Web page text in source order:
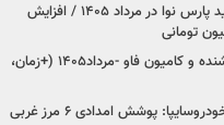
اعلام قیمت جدید پارس نوا در مرداد ۱۴۰۵ / افزایش
شروع فروش کشنده و کامیون فاو -مرداد۱۴۰۵ (+زمان،
مدیرعامل امدادخودروسایپا: پوشش امدادی ۶ مرز غربی